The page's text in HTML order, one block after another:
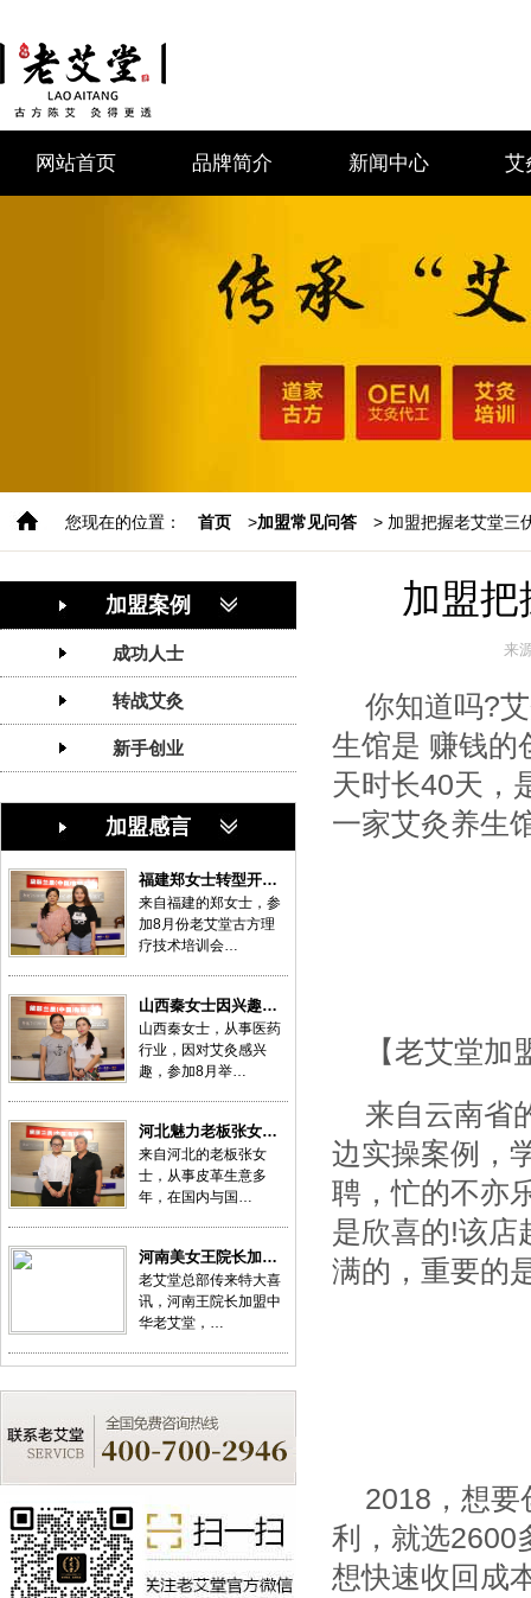
网站首页 品牌简介 新闻中心 艾
您现在的位置： 首页 >加盟常见问答 > 加盟把握老艾堂三
加盟案例
成功人士
转战艾灸
新手创业
加盟感言
福建郑女士转型开…
来自福建的郑女士，参
加8月份老艾堂古方理
疗技术培训会…
山西秦女士因兴趣…
山西秦女士，从事医药
行业，因对艾灸感兴
趣，参加8月举…
河北魅力老板张女…
来自河北的老板张女
士，从事皮革生意多
年，在国内与国…
河南美女王院长加…
老艾堂总部传来特大喜
讯，河南王院长加盟中
华老艾堂，…
加盟
来
你知道吗?
生馆是 赚钱的
天时长40天，
一家艾灸养生
【老艾堂
来自云南省
边实操案例，
聘，忙的不亦
是欣喜的!该店
满的，重要的
2018，想要
利，就选2600
想快速收回成